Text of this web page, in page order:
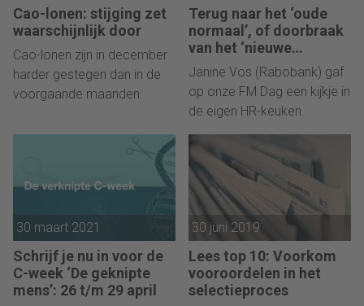
Cao-lonen: stijging zet
waarschijnlijk door
Cao-lonen zijn in december
harder gestegen dan in de
voorgaande maanden.
Terug naar het ‘oude
normaal’, of doorbraak
van het ‘nieuwe
werken’?
Janine Vos (Rabobank) gaf
op onze FM Dag een kijkje in
de eigen HR-keuken.
30 maart 2021
Schrijf je nu in voor de
C-week ‘De geknipte
mens’: 26 t/m 29 april
30 juni 2019
Lees top 10: Voorkom
vooroordelen in het
selectieproces